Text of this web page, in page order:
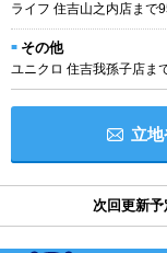
ライフ 住吉山之内店まで
その他
ユニクロ 住吉我孫子店ま
立
次回更新